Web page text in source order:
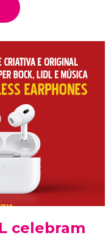
celebram